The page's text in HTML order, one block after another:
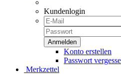
Kundenlogin
Konto erstellen
Passwort
Merkzettel